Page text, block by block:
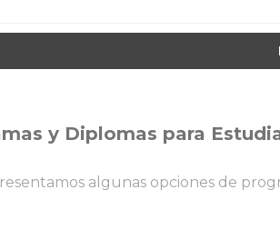
y Diplomas para
algunas opciones de